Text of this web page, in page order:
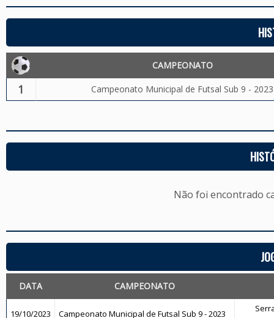
CAMPEONATO
1 Campeonato Municipal de Futsal Sub 9 - 2023
Não foi encontrado
DATA CAMPEONATO
19/10/2023 Campeonato Municipal de Futsal Sub 9 - 2023